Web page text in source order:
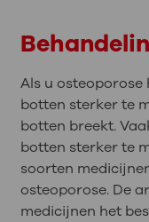
Als u
botten sterker te
botten breekt.
botten sterker te
soorten
osteoporose. De
medicijnen het